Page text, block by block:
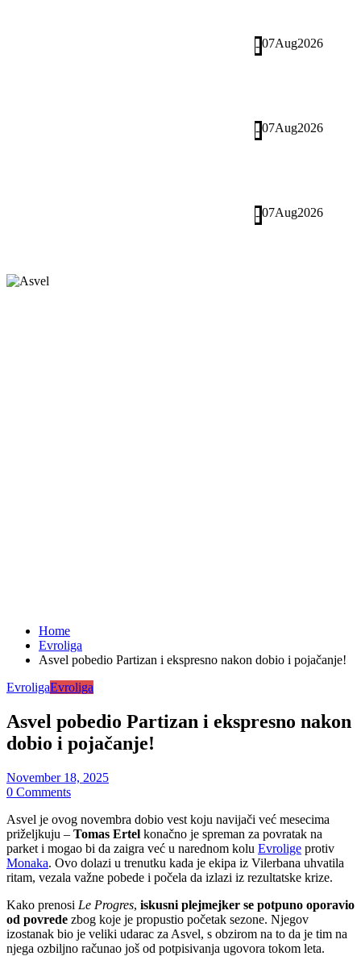
- 07Aug2026
- 07Aug2026
- 07Aug2026
Home
Evroliga
Asvel pobedio Partizan i ekspresno nakon dobio i pojačanje!
EvroligaEvroliga
Asvel pobedio Partizan i ekspresno nakon
dobio i pojačanje!
November 18, 2025
0 Comments
Asvel je ovog novembra dobio vest koju navijači već mesecima
priželjkuju – Tomas Ertel konačno je spreman za povratak na
parket i mogao bi da zaigra već u narednom kolu Evrolige protiv
Monaka. Ovo dolazi u trenutku kada je ekipa iz Vilerbana uhvatila
ritam, vezala važne pobede i počela da izlazi iz rezultatske krize.
Kako prenosi Le Progres, iskusni plejmejker se potpuno oporavio
od povrede zbog koje je propustio početak sezone. Njegov
izostanak bio je veliki udarac za Asvel, s obzirom na to da je tim na
njega ozbiljno računao još od potpisivanja ugovora tokom leta.